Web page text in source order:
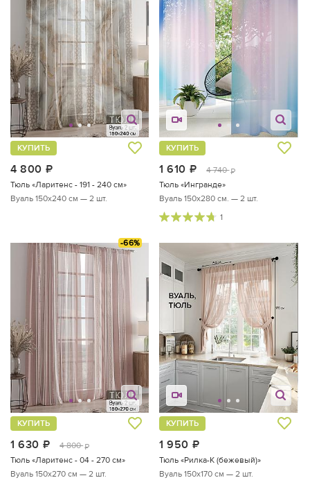
4 800
КУПИТЬ
Тюль «Ларитенс - 191 - 240 см»
Вуаль 150х240 см — 2 шт.
1 610 руб.
4 740 руб.
КУПИТЬ
Тюль «Ингранде»
Вуаль 150х280 см. — 2 шт.
1
-66%
1 630 руб.
4 800 руб.
КУПИТЬ
Тюль «Ларитенс - 04 - 270 см»
Вуаль 150х270 см — 2 шт.
1 950
КУПИТЬ
Тюль «Рилка-К (бежевый)»
Вуаль 150х170 см — 2 шт.